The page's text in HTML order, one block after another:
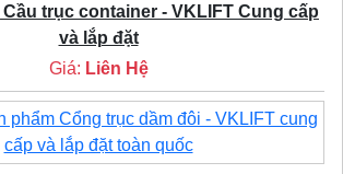
trục container - VKLIFT Cung cấp
và lắp đặt
Giá: Liên Hệ